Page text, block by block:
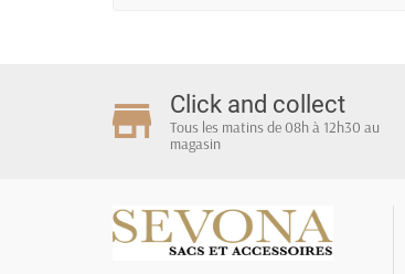
Click and collect
Tous les matins de 08h à 12h30 au
magasin